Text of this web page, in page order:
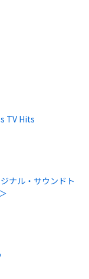
TV Hits
ナル・サウンドト